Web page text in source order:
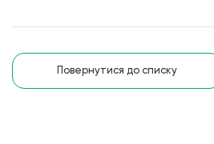
Повернутися до списку